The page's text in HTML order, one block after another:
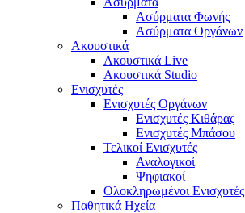
Ασύρματα Φωνής
Ασύρματα Οργάνων
Ακουστικά
Ακουστικά Live
Ακουστικά Studio
Ενισχυτές
Ενισχυτές Οργάνων
Ενισχυτές Κιθάρας
Ενισχυτές Μπάσου
Τελικοί Ενισχυτές
Αναλογικοί
Ψηφιακοί
Ολοκληρωμένοι Ενισχυτές
Παθητικά Ηχεία